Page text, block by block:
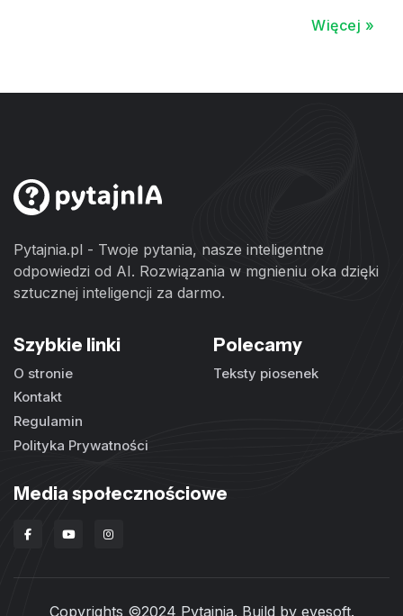
Więcej »
Pytajnia.pl - Twoje pytania, nasze inteligentne
odpowiedzi od AI. Rozwiązania w mgnieniu oka dzięki
sztucznej inteligencji za darmo.
Szybkie linki
O stronie
Kontakt
Regulamin
Polityka Prywatności
Polecamy
Teksty piosenek
Media społecznościowe
Copyrights ©2024 Pytajnia. Build by evesoft.